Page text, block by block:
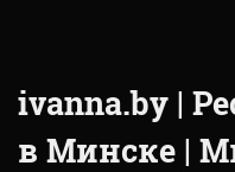
ivanna.by |
в Минске |